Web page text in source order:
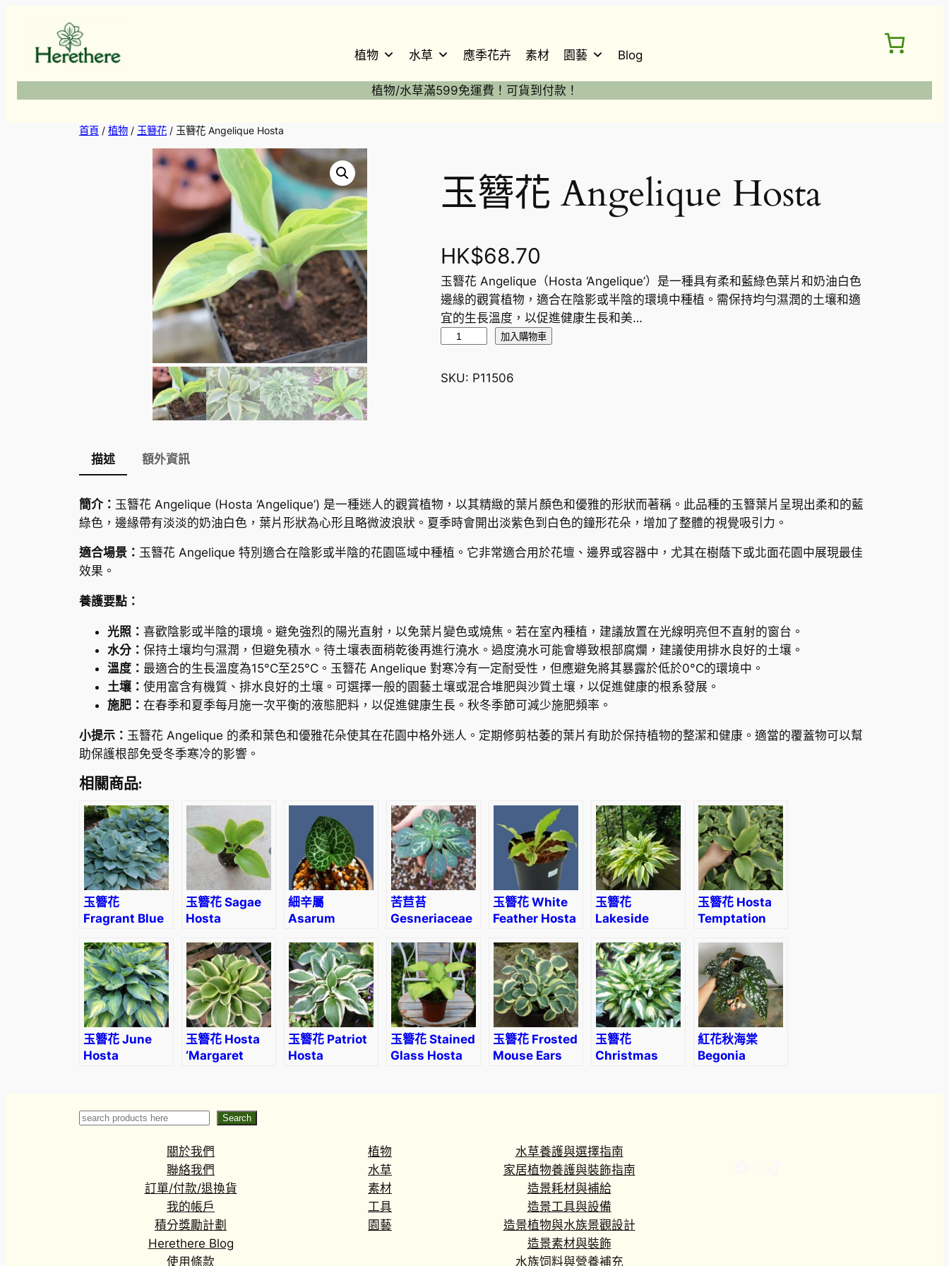
植物 水草 應季花卉 素材 園藝 Blog
植物/水草滿599免運費！可貨到付款！
首頁 / 植物 / 玉簪花 / 玉簪花 Angelique Hosta
玉簪花 Angelique Hosta
HK$68.70
玉簪花 Angelique（Hosta ‘Angelique’）是一種具有柔和藍綠色葉片和奶油白色
邊緣的觀賞植物，適合在陰影或半陰的環境中種植。需保持均勻濕潤的土壤和適
宜的生長溫度，以促進健康生長和美…
花
q
u
H
a
數
量
加入購物車
SKU: P11506
描述 額外資訊
簡介： 玉簪花 Angelique (Hosta ‘Angelique’) 是一種迷人的觀賞植物，以其精緻的葉片顏色和優雅的形狀而著稱。此品種的玉簪葉片呈現出柔和的藍
綠色，邊緣帶有淡淡的奶油白色，葉片形狀為心形且略微波浪狀。夏季時會開出淡紫色到白色的鐘形花朵，增加了整體的視覺吸引力。
適合場景： 玉簪花 Angelique 特別適合在陰影或半陰的花園區域中種植。它非常適合用於花壇、邊界或容器中，尤其在樹蔭下或北面花園中展現最佳
效果。
養護要點：
光照： 喜歡陰影或半陰的環境。避免強烈的陽光直射，以免葉片變色或燒焦。若在室內種植，建議放置在光線明亮但不直射的窗台。
水分： 保持土壤均勻濕潤，但避免積水。待土壤表面稍乾後再進行澆水。過度澆水可能會導致根部腐爛，建議使用排水良好的土壤。
溫度： 最適合的生長溫度為15°C至25°C。玉簪花 Angelique 對寒冷有一定耐受性，但應避免將其暴露於低於0°C的環境中。
土壤： 使用富含有機質、排水良好的土壤。可選擇一般的園藝土壤或混合堆肥與沙質土壤，以促進健康的根系發展。
施肥： 在春季和夏季每月施一次平衡的液態肥料，以促進健康生長。秋冬季節可減少施肥頻率。
小提示： 玉簪花 Angelique 的柔和葉色和優雅花朵使其在花園中格外迷人。定期修剪枯萎的葉片有助於保持植物的整潔和健康。適當的覆蓋物可以幫
助保護根部免受冬季寒冷的影響。
相關商品:
玉簪花
Fragrant Blue
玉簪花 Sagae
Hosta
細辛屬
Asarum
(Asarum sp.)
苦苣苔
Gesneriaceae
玉簪花 White
Feather Hosta
玉簪花
Lakeside
Hosta
玉簪花 Hosta
Temptation
玉簪花 June
Hosta
玉簪花 Hosta
‘Margaret
玉簪花 Patriot
Hosta
玉簪花 Stained
Glass Hosta
玉簪花 Frosted
Mouse Ears
玉簪花
Christmas
紅花秋海棠
Begonia
Search Search
關於我們
聯絡我們
訂單/付款/退換貨
我的帳戶
積分獎勵計劃
Herethere Blog
使用條款
植物
水草
素材
工具
園藝
水草養護與選擇指南
家居植物養護與裝飾指南
造景耗材與補給
造景工具與設備
造景植物與水族景觀設計
造景素材與裝飾
水族饲料與營養補充